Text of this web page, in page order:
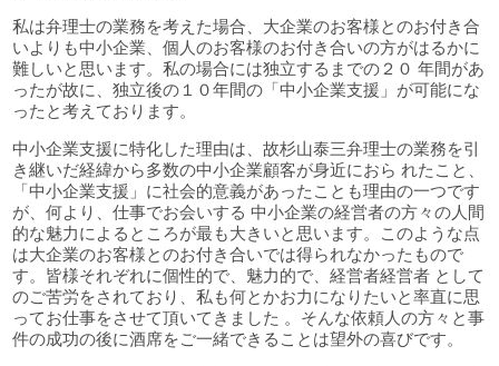
私は弁理士の業務を考えた場合、大企業のお客様とのお付き合
いよりも中小企業、個人のお客様のお付き合いの方がはるかに
難しいと思います。私の場合には独立するまでの２０ 年間があ
ったが故に、独立後の１０年間の「中小企業支援」が可能にな
ったと考えております。
中小企業支援に特化した理由は、故杉山泰三弁理士の業務を引
き継いだ経緯から多数の中小企業顧客が身近におら れたこと、
「中小企業支援」に社会的意義があったことも理由の一つです
が、何より、仕事でお会いする 中小企業の経営者の方々の人間
的な魅力によるところが最も大きいと思います。このような点
は大企業のお客様とのお付き合いでは得られなかったもので
す。皆様それぞれに個性的で、魅力的で、経営者経営者 として
のご苦労をされており、私も何とかお力になりたいと率直に思
ってお仕事をさせて頂いてきました 。そんな依頼人の方々と事
件の成功の後に酒席をご一緒できることは望外の喜びです。